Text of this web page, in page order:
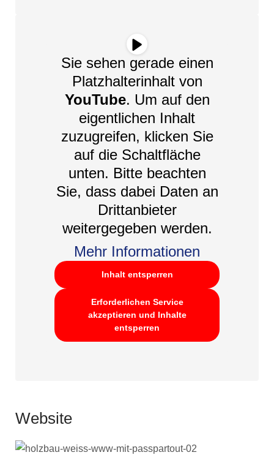
Sie sehen gerade einen
Platzhalterinhalt von
YouTube. Um auf den
eigentlichen Inhalt
zuzugreifen, klicken Sie
auf die Schaltfläche
unten. Bitte beachten
Sie, dass dabei Daten an
Drittanbieter
weitergegeben werden.
Mehr Informationen
Inhalt entsperren
Erforderlichen Service
akzeptieren und Inhalte
entsperren
Website